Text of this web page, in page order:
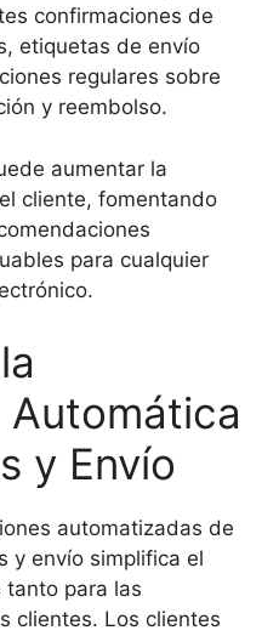
confirmaciones de
etiquetas de envío
regulares sobre
y reembolso.
aumentar la
cliente, fomentando
para cualquier
Automática
y Envío
automatizadas de
y envío simplifica el
tanto para las
clientes. Los clientes